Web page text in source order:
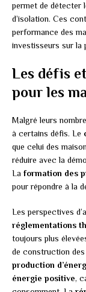
permet de détecter
d’isolation. Ces
performance des
investisseurs sur la
Les défis
pour les
Malgré leurs
à certains défis. Le
que celui des
réduire avec la
La formation des
pour répondre à la
Les perspectives
réglementations
toujours plus
de construction
production
énergie positive,